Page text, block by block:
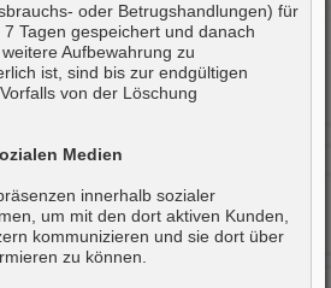
oder Betrugshandlungen) für
Tagen gespeichert und danach
Aufbewahrung zu
ist, sind bis zur endgültigen
von der Löschung
Medien
innerhalb sozialer
um mit den dort aktiven Kunden,
kommunizieren und sie dort über
zu können.